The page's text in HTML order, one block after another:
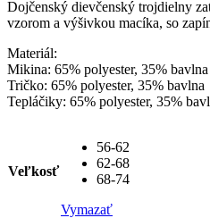
Dojčenský dievčenský trojdielny
vzorom a výšivkou macíka, so
Materiál:
Mikina: 65% polyester, 35% bavlna
Tričko: 65% polyester, 35% bavlna
Tepláčiky: 65% polyester, 35%
Veľkosť
56-62
62-68
68-74
Vymazať